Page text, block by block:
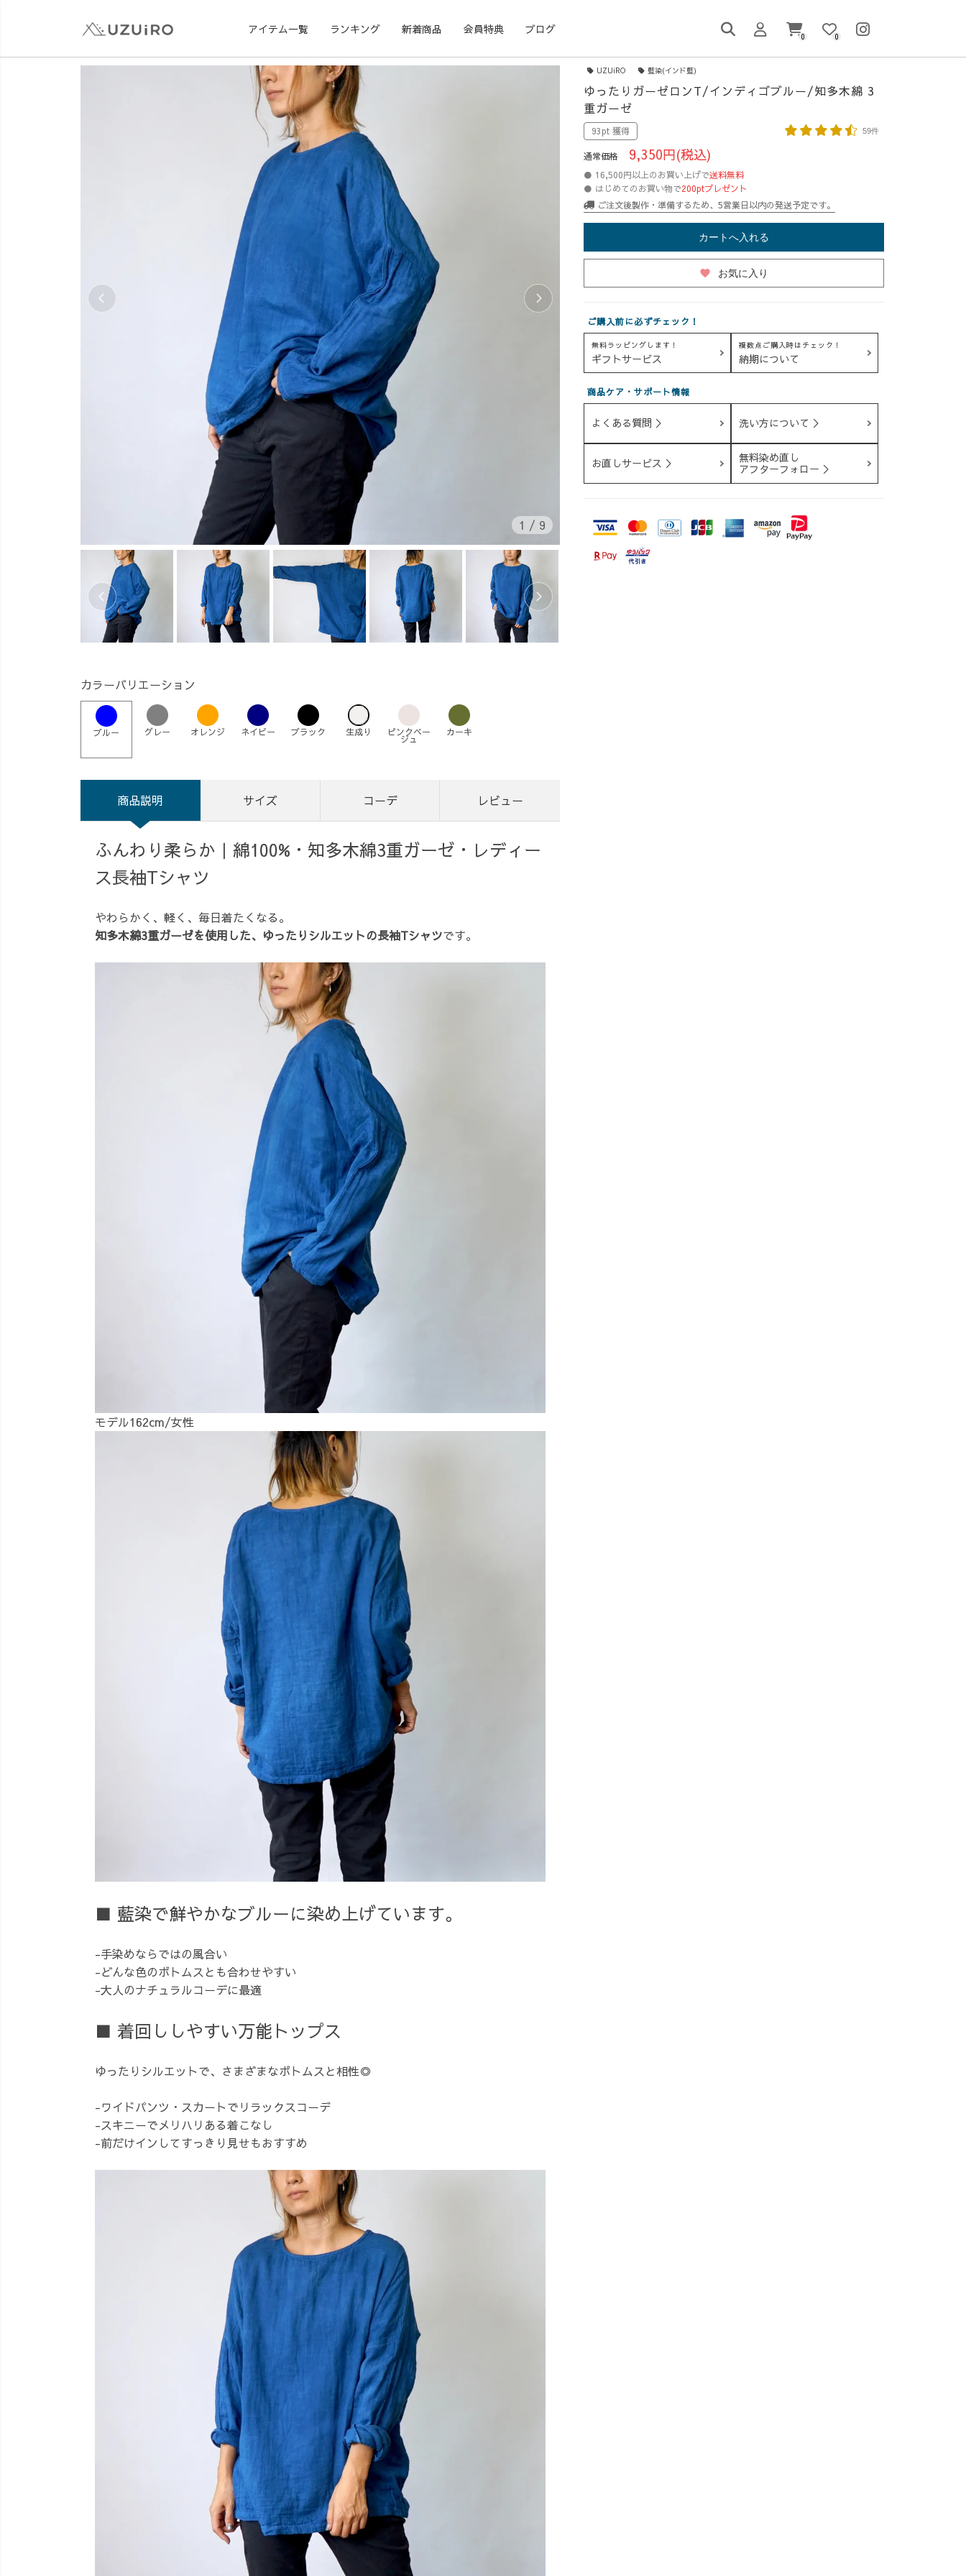
アイテム一覧 ランキング 新着商品 会員特典 ブログ
0 0
1 / 9
カラーバリエーション
ブルー グレー オレンジ ネイビー ブラック 生成り ピンクベー
ジュ
カーキ
商品説明 サイズ コーデ レビュー
ふんわり柔らか｜綿100%・知多木綿3重ガーゼ・レディー
ス長袖Tシャツ
やわらかく、軽く、毎日着たくなる。
知多木綿3重ガーゼを使用した、ゆったりシルエットの長袖Tシャツです。
モデル162cm/女性
■ 藍染で鮮やかなブルーに染め上げています。
-手染めならではの風合い
-どんな色のボトムスとも合わせやすい
-大人のナチュラルコーデに最適
■ 着回ししやすい万能トップス
ゆったりシルエットで、さまざまなボトムスと相性◎
-ワイドパンツ・スカートでリラックスコーデ
-スキニーでメリハリある着こなし
-前だけインしてすっきり見せもおすすめ
UZUiRO 藍染(インド藍)
ゆったりガーゼロンT/インディゴブルー/知多木綿 3
重ガーゼ
93pt 獲得 59件
通常価格 9,350円(税込)
● 16,500円以上のお買い上げで送料無料
● はじめてのお買い物で200ptプレゼント
ご注文後製作・準備するため、5営業日以内の発送予定です。
カートへ入れる
favorite お気に入り
ご購入前に必ずチェック！
無料ラッピングします！
ギフトサービス
複数点ご購入時はチェック！
納期について
商品ケア・サポート情報
よくある質問 ＞ 洗い方について ＞
お直しサービス ＞
無料染め直し
アフターフォロー ＞